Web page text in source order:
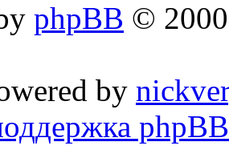
phpBB ©
by
phpBB